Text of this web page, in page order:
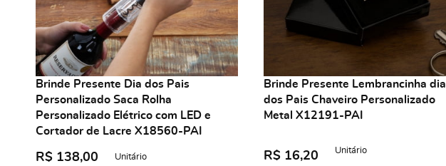
Brinde Presente Dia dos Pais
Personalizado Saca Rolha
Personalizado Elétrico com LED e
Cortador de Lacre X18560-PAI
R$ 138,00 Unitário
Brinde Presente Lembrancinha dia
dos Pais Chaveiro Personalizado
Metal X12191-PAI
R$ 16,20 Unitário